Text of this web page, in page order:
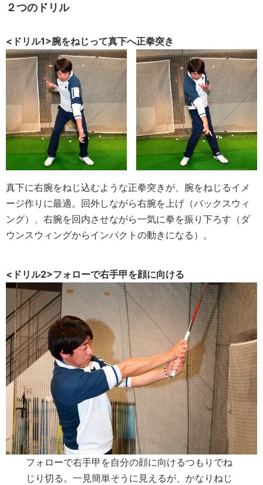
２つのドリル
<ドリル1>腕をねじって真下へ正拳突き
真下に右腕をねじ込むような正拳突きが、腕をねじるイメ
ージ作りに最適。回外しながら右腕を上げ（バックスウィ
ング）、右腕を回内させながら一気に拳を振り下ろす（ダ
ウンスウィングからインパクトの動きになる）。
<ドリル2>フォローで右手甲を顔に向ける
フォローで右手甲を自分の顔に向けるつもりでね
じり切る。一見簡単そうに見えるが、かなりねじ